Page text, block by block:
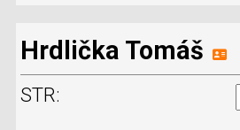
Hrdlička Tomáš
STR: